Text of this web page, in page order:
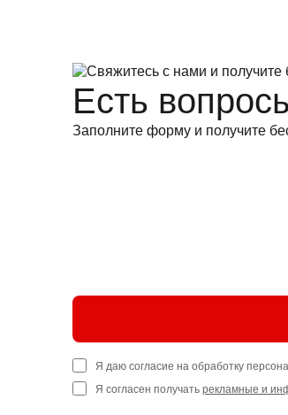
Есть
Заполните форму и получите
Я даю согласие на обработку
Я согласен получать рекламные и